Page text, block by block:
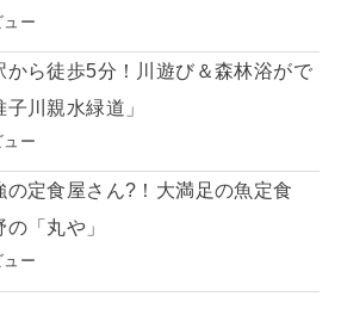
ー
から徒歩5分！川遊び＆森林浴がで
子川親水緑道」
ー
の定食屋さん?！大満足の魚定食
「丸や」
ー